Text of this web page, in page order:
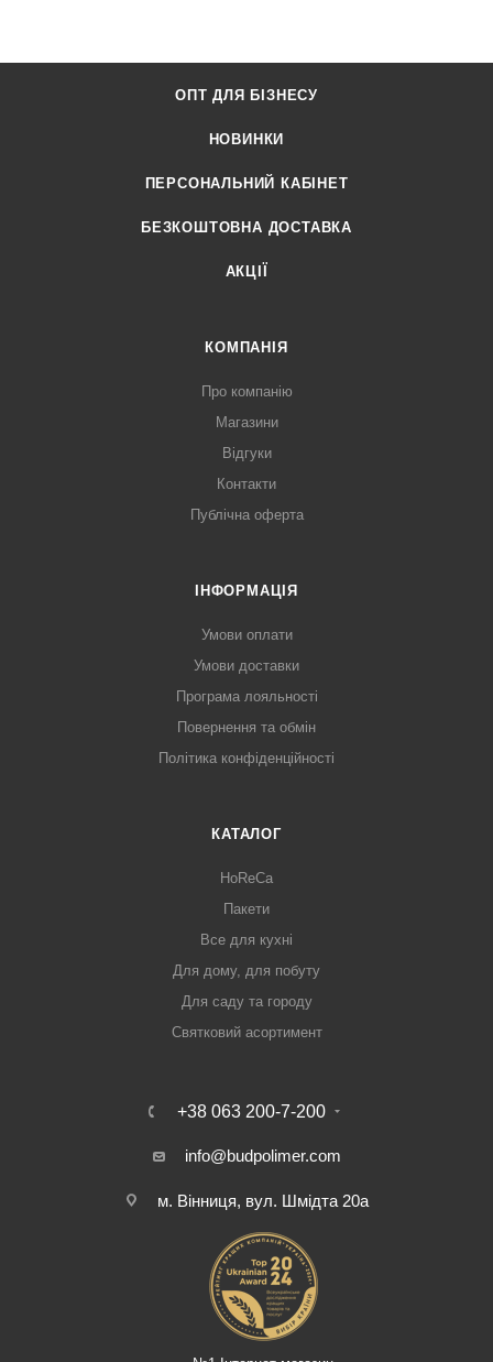
ОПТ ДЛЯ БІЗНЕСУ
НОВИНКИ
ПЕРСОНАЛЬНИЙ КАБІНЕТ
БЕЗКОШТОВНА ДОСТАВКА
АКЦІЇ
КОМПАНІЯ
Про компанію
Магазини
Відгуки
Контакти
Публічна оферта
ІНФОРМАЦІЯ
Умови оплати
Умови доставки
Програма лояльності
Повернення та обмін
Політика конфіденційності
КАТАЛОГ
HoReCa
Пакети
Все для кухні
Для дому, для побуту
Для саду та городу
Святковий асортимент
+38 063 200-7-200
info@budpolimer.com
м. Вінниця, вул. Шмідта 20а